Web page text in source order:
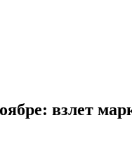
взлет